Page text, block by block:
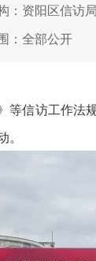
：资阳区信访局
：全部公开
访工作法